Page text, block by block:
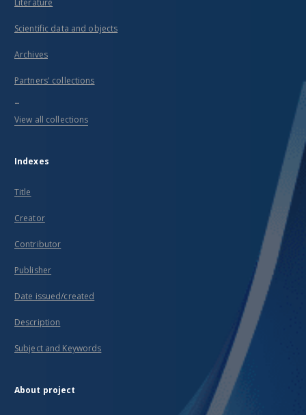
Literature
Scientific data and objects
Archives
Partners' collections
...
View all collections
Indexes
Title
Creator
Contributor
Publisher
Date issued/created
Description
Subject and Keywords
About project